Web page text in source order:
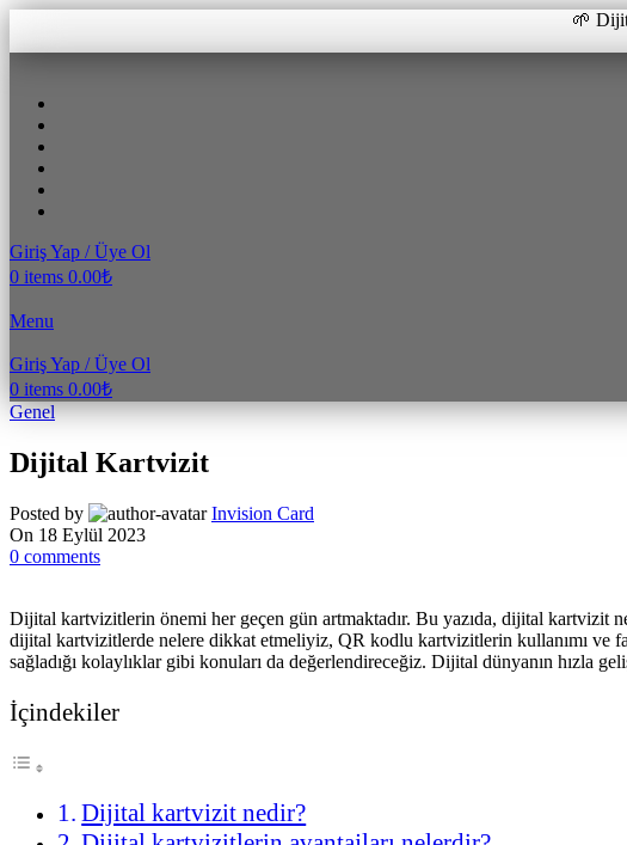
🌱
Giriş Yap / Üye Ol
0 items 0.00₺
Menu
Giriş Yap / Üye Ol
0 items 0.00₺
Genel
Dijital Kartvizit
Posted by
Invision Card
On 18 Eylül 2023
0 comments
Dijital kartvizitlerin önemi her geçen gün artmaktadır. Bu yazıda, dijital kartvizit
dijital kartvizitlerde nelere dikkat etmeliyiz, QR kodlu kartvizitlerin kullanımı ve
sağladığı kolaylıklar gibi konuları da değerlendireceğiz. Dijital dünyanın hızla
İçindekiler
Dijital kartvizit nedir?